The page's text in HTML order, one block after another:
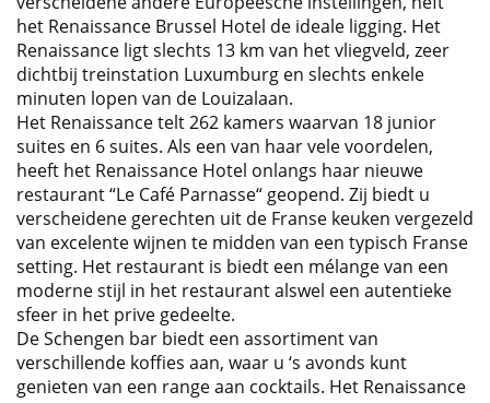
het Renaissance Brussel Hotel de ideale ligging. Het
Renaissance ligt slechts 13 km van het vliegveld, zeer
dichtbij treinstation Luxumburg en slechts enkele
minuten lopen van de Louizalaan.
Het Renaissance telt 262 kamers waarvan 18 junior
suites en 6 suites. Als een van haar vele voordelen,
heeft het Renaissance Hotel onlangs haar nieuwe
restaurant “Le Café Parnasse“ geopend. Zij biedt u
verscheidene gerechten uit de Franse keuken vergezeld
van excelente wijnen te midden van een typisch Franse
setting. Het restaurant is biedt een mélange van een
moderne stijl in het restaurant alswel een autentieke
sfeer in het prive gedeelte.
De Schengen bar biedt een assortiment van
verschillende koffies aan, waar u ‘s avonds kunt
genieten van een range aan cocktails. Het Renaissance